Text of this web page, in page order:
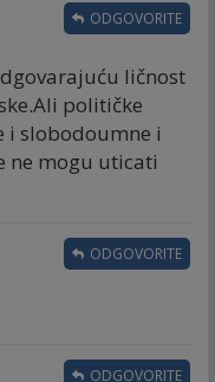
ličnost
političke
i slobodoumne i
ne mogu uticati
ODGOVORITE
ODGOVORITE
ODGOVORITE